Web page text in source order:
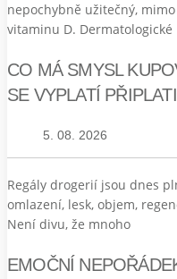
nepochybně užitečný,
vitaminu D. Dermatologické
CO MÁ SMYSL
SE VYPLATÍ
5. 08. 2026
Regály drogerií jsou dnes
omlazení, lesk, objem,
Není divu, že mnoho
EMOČNÍ